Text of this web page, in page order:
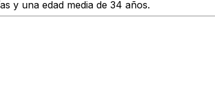
y una edad media de 34 años.